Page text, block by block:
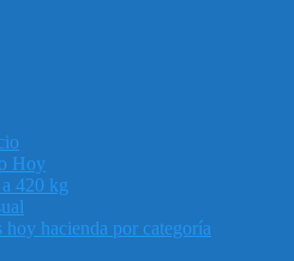
Hoy
420 kg
hacienda por categoría